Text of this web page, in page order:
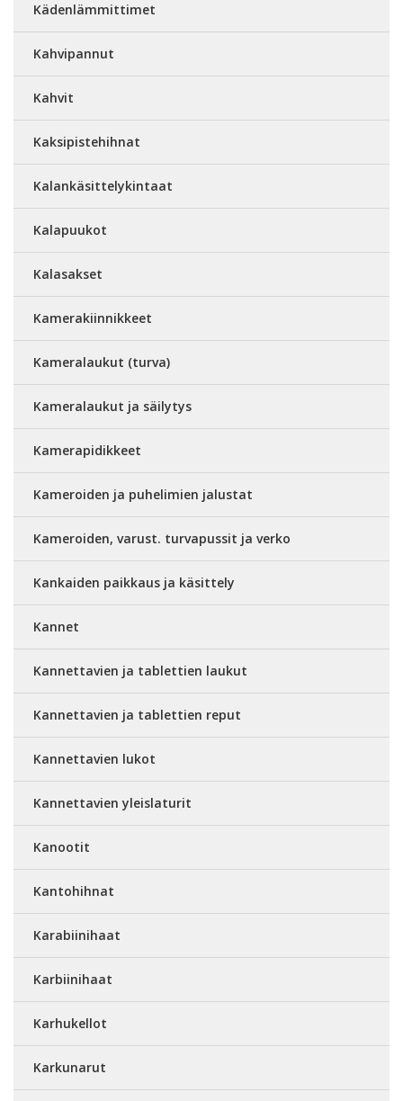
Kädenlämmittimet
Kahvipannut
Kahvit
Kaksipistehihnat
Kalankäsittelykintaat
Kalapuukot
Kalasakset
Kamerakiinnikkeet
Kameralaukut (turva)
Kameralaukut ja säilytys
Kamerapidikkeet
Kameroiden ja puhelimien jalustat
Kameroiden, varust. turvapussit ja verko
Kankaiden paikkaus ja käsittely
Kannet
Kannettavien ja tablettien laukut
Kannettavien ja tablettien reput
Kannettavien lukot
Kannettavien yleislaturit
Kanootit
Kantohihnat
Karabiinihaat
Karbiinihaat
Karhukellot
Karkunarut